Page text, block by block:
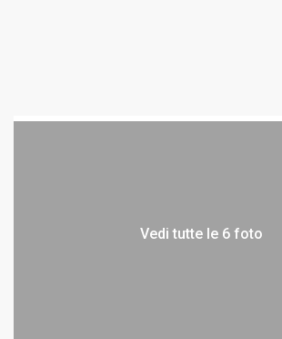
Vedi tutte le 6 foto